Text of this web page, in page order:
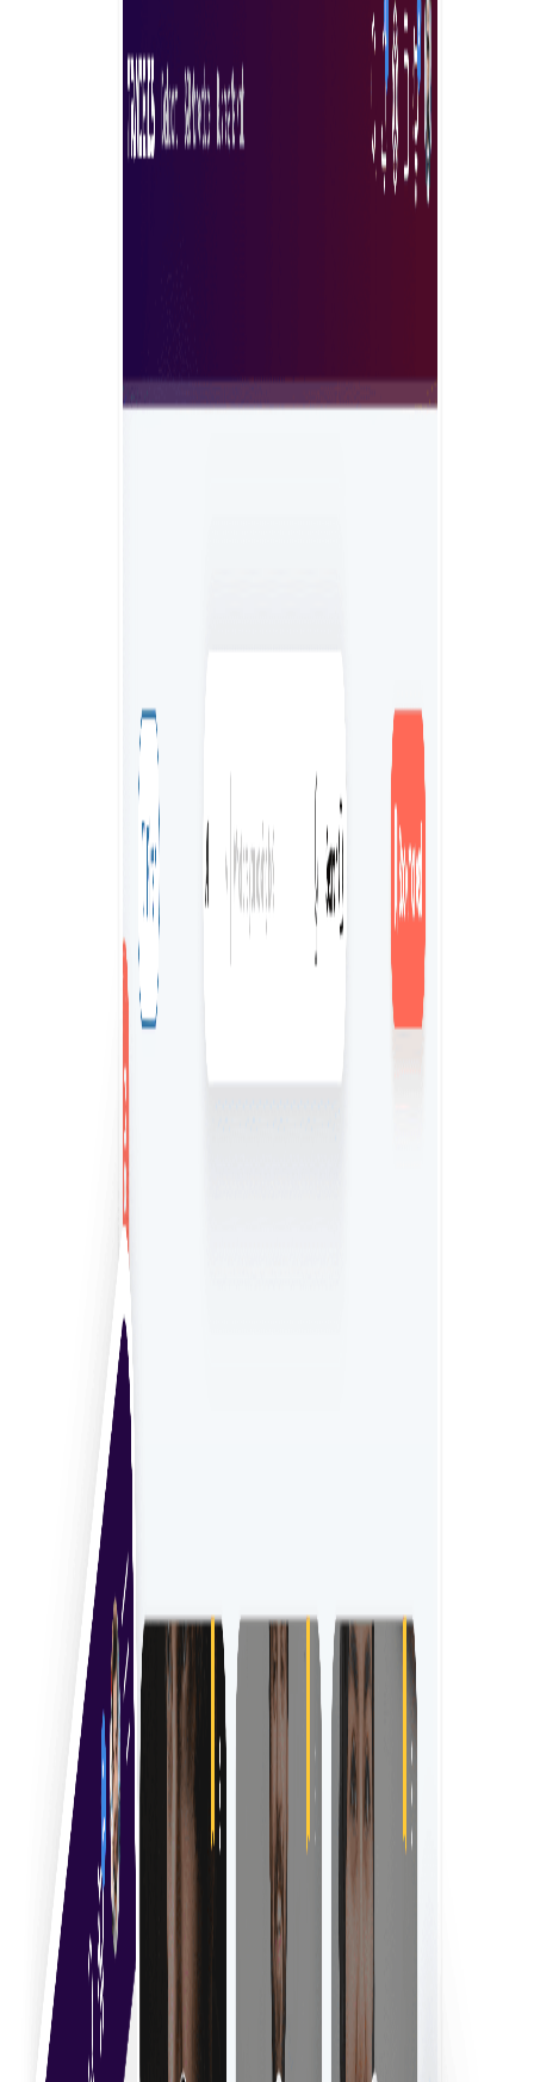
echipa dvs. Îmbunătățiți strategia dvs. de recrutare cu
fluxuri de lucru simplificate și informații în timp real
despre candidați. Experimentați integrarea fără
probleme și angajarea optimizată cu soluția noastră
Angajați experți acum
Tradeics vă prezintă soluția pieței experților freelanceri
Rețeaua globală de freelanceri
Accesați un grup divers de freelanceri experți din mai
multe sectoare de activitate din întreaga lume.
Găsiți și comparați cu ușurință experți pentru a selecta
cel mai potrivit pentru nevoile dvs.
Gestionarea sigură a informațiilor
Asigurați o securitate completă pentru toate informațiile
și plățile dintre dvs. și freelanceri.
Proces de recrutare simplificat
Simplificați recrutarea cu instrumente eficiente pentru
conectarea și gestionarea freelancerilor experți.
Începeți
Soluție inovatoare de angajare a experților